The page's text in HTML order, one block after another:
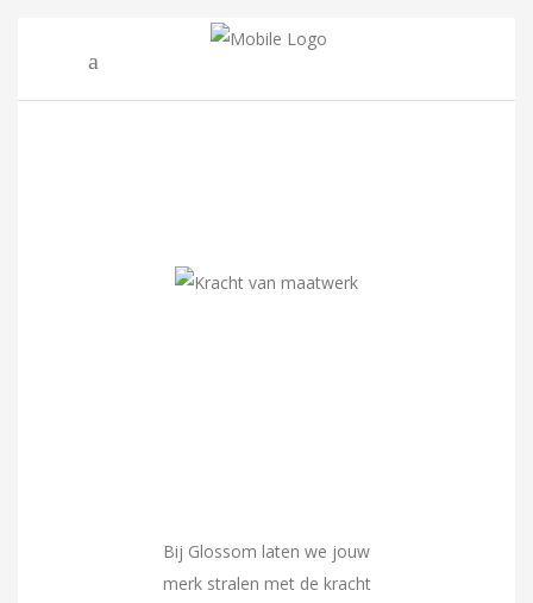
Bij Glossom laten we jouw
merk stralen met de kracht